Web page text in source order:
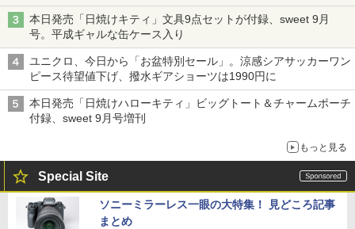
本日発売「日焼けキティ」文具9点セットが付録、sweet 9月
号。平成ギャルな缶ケース入り
ユニクロ、今日から「お盆特別セール」。涼感シアサッカーワン
ピース待望値下げ、撥水ギアショーツは1990円に
本日発売「日焼けハローキティ」ビッグトート＆チャームポーチ
付録、sweet 9月号増刊
もっと見る
Special Site
ソニーミラーレス一眼の大特集！ 見どころ記事
まとめ